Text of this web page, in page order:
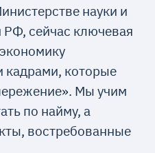
науки и
сейчас ключевая
которые
Мы учим
по найму, а
востребованные